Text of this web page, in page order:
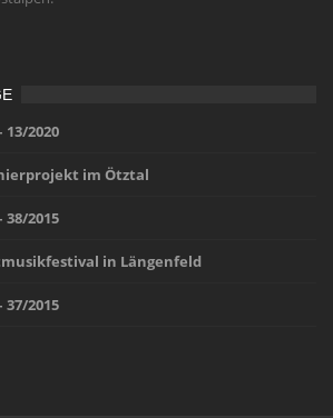
2020
im Ötztal
2015
in Längenfeld
2015